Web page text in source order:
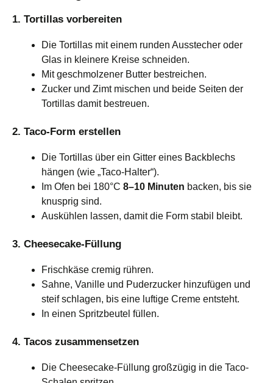
1. Tortillas vorbereiten
Die Tortillas mit einem runden Ausstecher oder
Glas in kleinere Kreise schneiden.
Mit geschmolzener Butter bestreichen.
Zucker und Zimt mischen und beide Seiten der
Tortillas damit bestreuen.
2. Taco-Form erstellen
Die Tortillas über ein Gitter eines Backblechs
hängen (wie „Taco-Halter“).
Im Ofen bei 180°C 8–10 Minuten backen, bis sie
knusprig sind.
Auskühlen lassen, damit die Form stabil bleibt.
3. Cheesecake-Füllung
Frischkäse cremig rühren.
Sahne, Vanille und Puderzucker hinzufügen und
steif schlagen, bis eine luftige Creme entsteht.
In einen Spritzbeutel füllen.
4. Tacos zusammensetzen
Die Cheesecake-Füllung großzügig in die Taco-